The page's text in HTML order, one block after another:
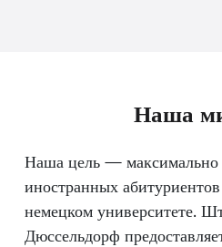
Наша
Наша цель — максимально
иностранных
немецком университете.
Дюссельдорф